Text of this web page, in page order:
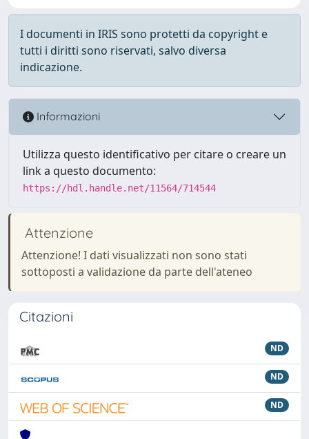
I documenti in IRIS sono protetti da copyright e
tutti i diritti sono riservati, salvo diversa
indicazione.
Informazioni
Utilizza questo identificativo per citare o creare un
link a questo documento:
https://hdl.handle.net/11564/714544
Attenzione
Attenzione! I dati visualizzati non sono stati
sottoposti a validazione da parte dell'ateneo
Citazioni
ND
ND
ND